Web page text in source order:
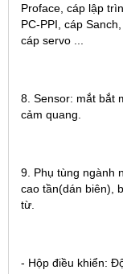
Proface, cáp lập
PC-PPI, cáp
cáp servo ...
8. Sensor: mắt bắt
cảm quang.
9. Phụ tùng ngành
cao tần(dán biên),
từ.
- Hộp điều khiển: